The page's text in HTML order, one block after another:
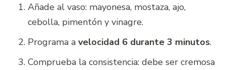
Añade al vaso: mayonesa, mostaza, ajo,
cebolla, pimentón y vinagre.
Programa a velocidad 6 durante 3 minutos.
Comprueba la consistencia: debe ser cremosa